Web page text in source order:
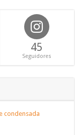
45
Seguidores
condensada